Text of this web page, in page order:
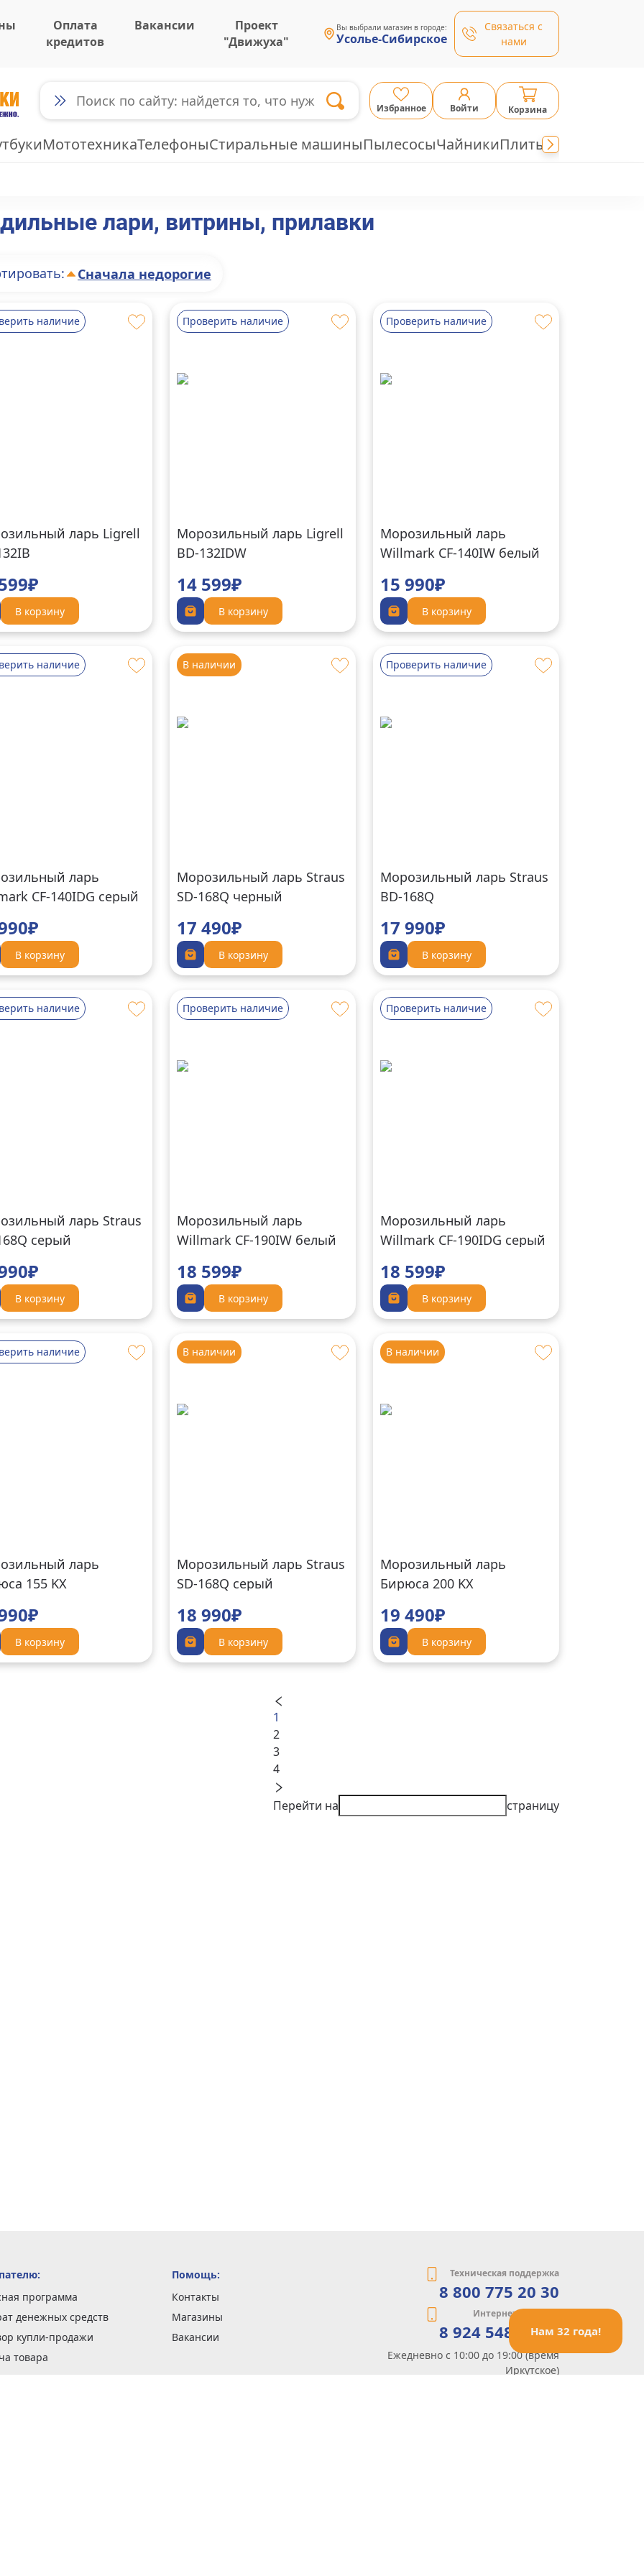
Оплата
кредитов
Вакансии
Проект
"Движуха"
Вы выбрали магазин в городе:
Усолье-Сибирское
Связаться с
нами
Избранное Войти Корзина
МототехникаТелефоныСтиральные машиныПылесосыЧайникиПлиты
Нам 32 года!
лари, витрины, прилавки
Сначала недорогие
наличие
ларь Ligrell
В корзину
Проверить наличие
Морозильный ларь Ligrell
BD-132IDW
14 599₽
В корзину
Проверить наличие
Морозильный ларь
Willmark CF-140IW белый
15 990₽
В корзину
наличие
ларь
CF-140IDG серый
В корзину
В наличии
Морозильный ларь Straus
SD-168Q черный
17 490₽
В корзину
Проверить наличие
Морозильный ларь Straus
BD-168Q
17 990₽
В корзину
наличие
ларь Straus
серый
В корзину
Проверить наличие
Морозильный ларь
Willmark CF-190IW белый
18 599₽
В корзину
Проверить наличие
Морозильный ларь
Willmark CF-190IDG серый
18 599₽
В корзину
наличие
ларь
155 KX
В корзину
В наличии
Морозильный ларь Straus
SD-168Q серый
18 990₽
В корзину
В наличии
Морозильный ларь
Бирюса 200 KX
19 490₽
В корзину
1
2
3
4
Перейти на страницу
программа
денежных средств
купли-продажи
товара
Помощь:
Контакты
Магазины
Вакансии
Техническая поддержка
8 800 775 20 30
Интернет-магазин
8 924 548 85 07
Ежедневно с 10:00 до 19:00 (время
Иркутское)